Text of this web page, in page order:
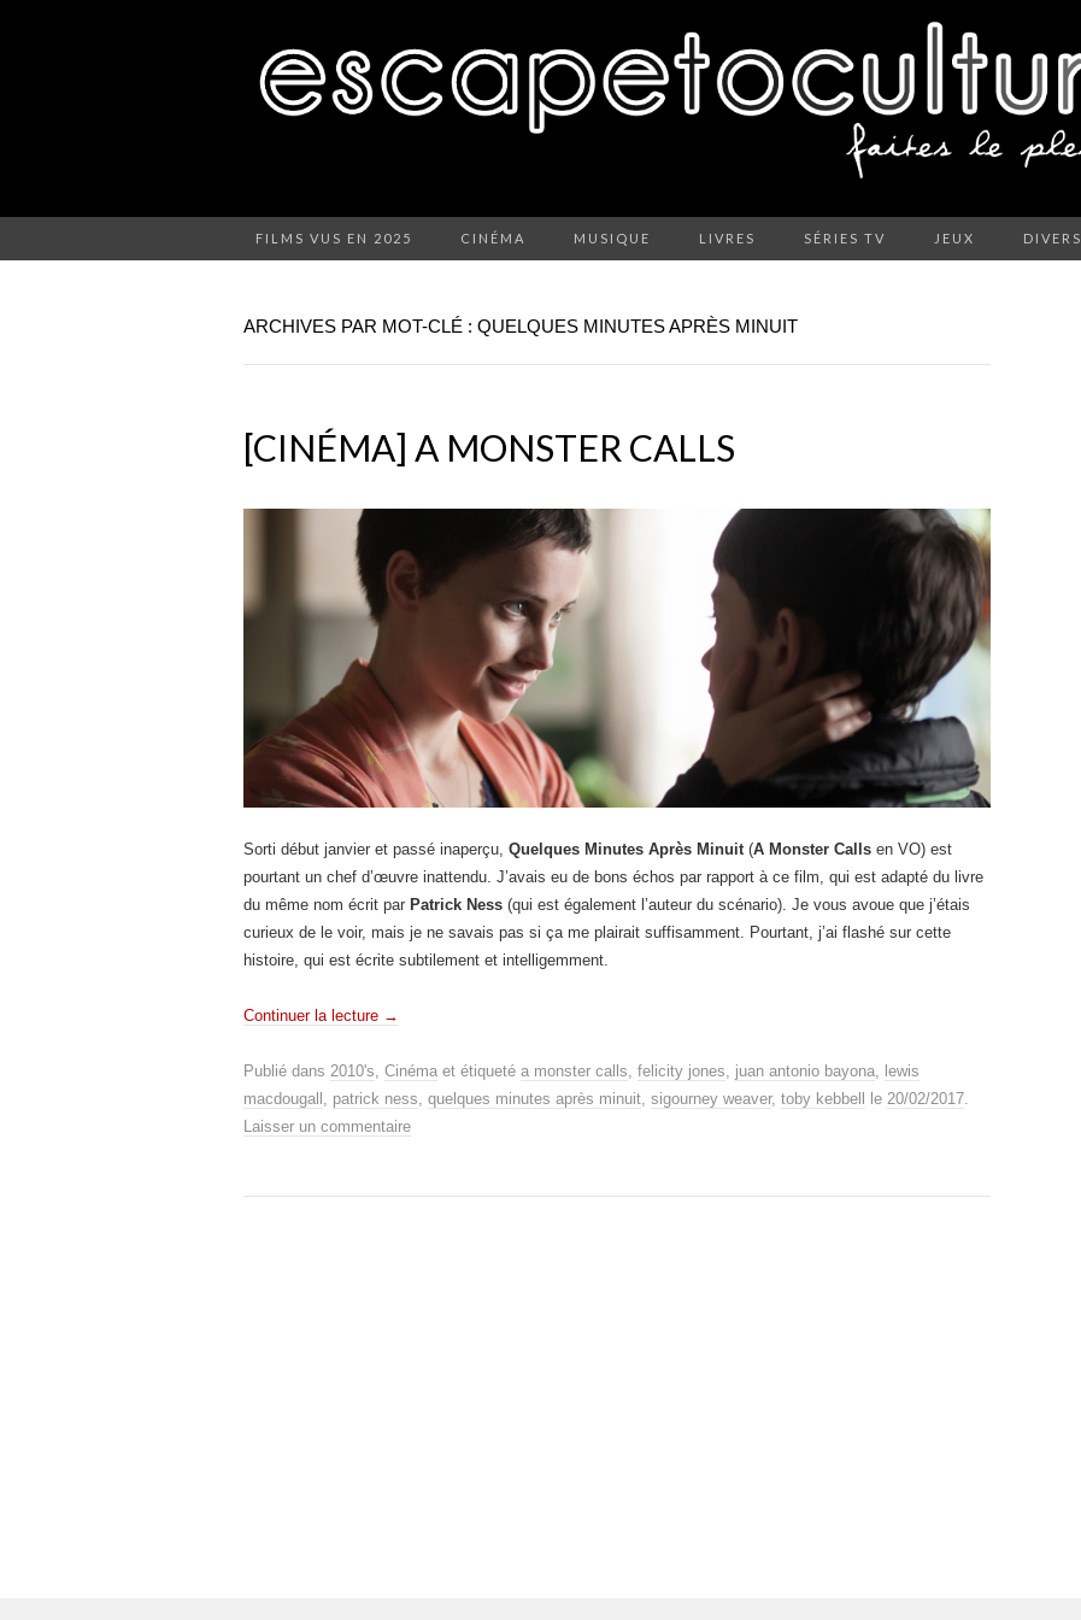
FILMS VUS EN 2025 CINÉMA MUSIQUE LIVRES SÉRIES TV JEUX DIVERS
ARCHIVES PAR MOT-CLÉ : QUELQUES MINUTES APRÈS MINUIT
[CINÉMA] A MONSTER CALLS
Sorti début janvier et passé inaperçu, Quelques Minutes Après Minuit (A Monster Calls en VO) est
pourtant un chef d’œuvre inattendu. J’avais eu de bons échos par rapport à ce film, qui est adapté du livre
du même nom écrit par Patrick Ness (qui est également l’auteur du scénario). Je vous avoue que j’étais
curieux de le voir, mais je ne savais pas si ça me plairait suffisamment. Pourtant, j’ai flashé sur cette
histoire, qui est écrite subtilement et intelligemment.
Continuer la lecture →
Publié dans 2010's Cinéma et étiqueté a monster calls felicity jones juan antonio bayona
lewis
macdougall
patrick ness quelques minutes après minuit sigourney weaver, toby kebbell le 20/02/2017
Laisser un commentaire